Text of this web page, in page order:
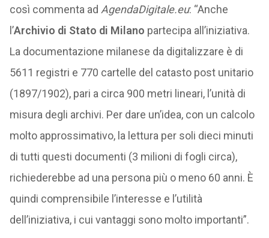
così commenta ad AgendaDigitale.eu: “Anche
l’Archivio di Stato di Milano partecipa all’iniziativa.
La documentazione milanese da digitalizzare è di
5611 registri e 770 cartelle del catasto post unitario
(1897/1902), pari a circa 900 metri lineari, l’unità di
misura degli archivi. Per dare un’idea, con un calcolo
molto approssimativo, la lettura per soli dieci minuti
di tutti questi documenti (3 milioni di fogli circa),
richiederebbe ad una persona più o meno 60 anni. È
quindi comprensibile l’interesse e l’utilità
dell’iniziativa, i cui vantaggi sono molto importanti”.